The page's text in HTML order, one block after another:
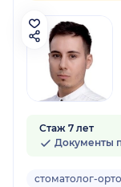
Стаж 7 лет
Документы
стоматолог-